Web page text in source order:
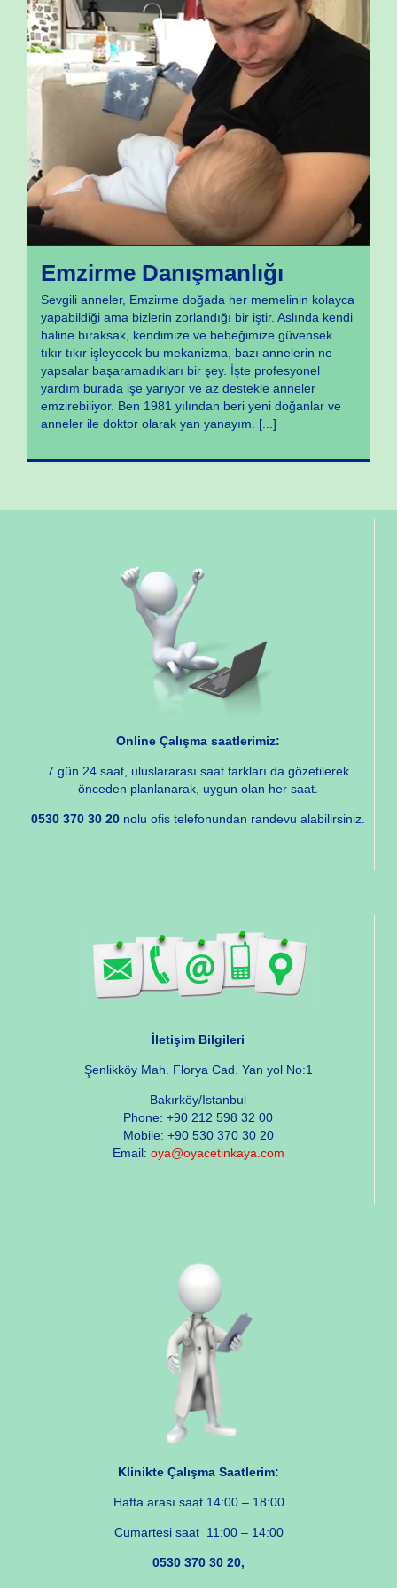
neler yapıyoruz
Emzirme Danışmanlığı
Sevgili anneler, Emzirme doğada her memelinin kolayca
yapabildiği ama bizlerin zorlandığı bir iştir. Aslında kendi
haline bıraksak, kendimize ve bebeğimize güvensek
tıkır tıkır işleyecek bu mekanizma, bazı annelerin ne
yapsalar başaramadıkları bir şey. İşte profesyonel
yardım burada işe yarıyor ve az destekle anneler
emzirebiliyor. Ben 1981 yılından beri yeni doğanlar ve
anneler ile doktor olarak yan yanayım. [...]
Online Çalışma saatlerimiz:
7 gün 24 saat, uluslararası saat farkları da gözetilerek
önceden planlanarak, uygun olan her saat.
0530 370 30 20 nolu ofis telefonundan randevu alabilirsiniz.
İletişim Bilgileri
Şenlikköy Mah. Florya Cad. Yan yol No:1
Bakırköy/İstanbul
Phone: +90 212 598 32 00
Mobile: +90 530 370 30 20
Email: oya@oyacetinkaya.com
Klinikte Çalışma Saatlerim:
Hafta arası saat 14:00 – 18:00
Cumartesi saat 11:00 – 14:00
0530 370 30 20,